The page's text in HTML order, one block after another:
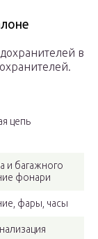
в
цепь
и багажного
фонари
фары, часы